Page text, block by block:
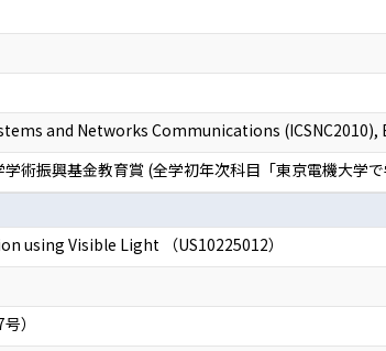
and Networks Communications (ICSNC2010),
術振興基金教育賞 (全学初年次科目「東京電機大学
using Visible Light （US10225012）
）